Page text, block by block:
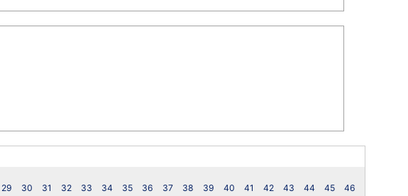
29 30 31 32 33 34 35 36 37 38 39 40 41 42 43 44 45
46